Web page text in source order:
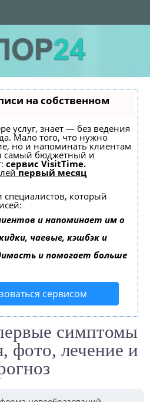
на собственном
услуг, знает — без ведения
Мало того, что нужно
но и напоминать клиентам
самый бюджетный и
сервис VisitTime.
первый месяц
специалистов, который
и напоминает им о
чаевые, кэшбэк и
и помогает больше
сервисом
симптомы
фото, лечение и